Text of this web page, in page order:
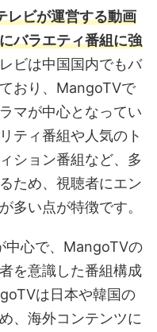
レビが運営する動画
バラエティ番組に強
ビは中国国内でもバ
おり、MangoTVで
マが中心となってい
ティ番組や人気のト
ション番組など、多
ため、視聴者にエン
多い点が特徴です。
中心で、MangoTVの
を意識した番組構成
は日本や韓国の
、海外コンテンツに